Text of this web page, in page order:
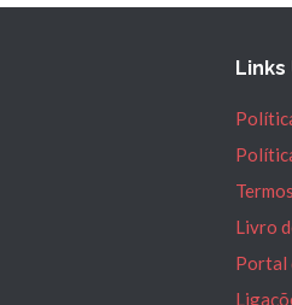
Links
Livro
Portal